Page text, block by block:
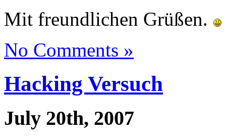
Mit freundlichen Grüßen.
No Comments »
Hacking Versuch
July 20th, 2007